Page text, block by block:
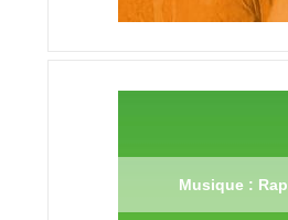
Musique : Rap